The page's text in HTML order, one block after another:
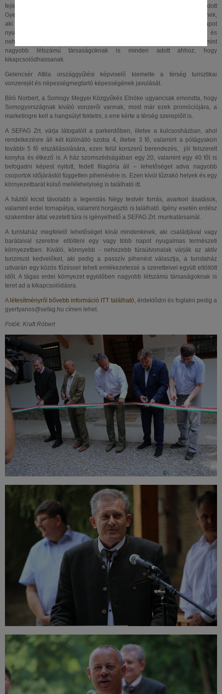
fejlesztése zajlik. A korménybiztos hangsúlyozta, hogy a most átadott
Gyertyánosi Gyöngyvirág Kulcsosház kiváló lehetőséget kínál mindenkinek,
aki családjával vagy barátaival szeretne eltölteni egy vagy több napot
nyugalmas természeti környezetben. Ezen kívül a környéken könnyebb és
nehezebb túraútvonalak is várják az aktív turizmust kedvelőket, valamint
nagyobb létszámú társaságoknak is minden adott ahhoz, hogy
kikapcsolódhassanak.
Gelencsér Attila országgyűlési képviselő kiemelte a térség turisztikai
vonzerejét és népességmegtartó képességének javulását.
Bíró Norbert, a Somogy Megyei Közgyűkés Elnöke ugyancsak emondta, hogy
Somogyországnak kiváló vonzerői vannak, most már ezek promóciójára, a
marketingre kell a hangsúlyt fektetni, s erre kérte a térség szereplőit is.
A SEFAG Zrt. várja látogatóit a parkerdőben, illetve a kulcsosházban, ahol
rendelkezésre áll két különálló szoba 4, illetve 3 fő, valamint a pótágyakon
további 5 fő elszállásolására, ezen felül korszerű berendezés, jól felszerelt
konyha és étkező is. A ház szomszédságában egy 20, valamint egy 40 főt is
befogadni képest nyitott, fedett filagória áll – lehetőséget adva nagyobb
csoportok időjárástól független pihenésére is. Ezen kívül tűzrakó helyek és egy
környezetbarát külső mellékhelyiség is található itt.
A háztól kicsit távolabb a legendás Négy testvér forrás, avarkori ásatások,
valamint erdei tornapálya, valamint horgásztó is található. Igény esetén erdész
szakember által vezetett túra is igényelhető a SEFAG Zrt. munkatársainál.
A turistaház megfelelő lehetőséget kínál mindenkinek, aki családjával vagy
barátaival szeretne eltölteni egy vagy több napot nyugalmas természeti
környezetben. Kiváló, könnyebb - nehezebb túraútvonalak várják az aktív
turizmust kedvelőket, aki pedig a passzív pihenést választja, a turistaház
udvarán egy közös főzéssel teheti emlékezetessé a szeretteivel együtt eltöltött
időt. A tágas erdei környezet egyidőben nagyobb létszámú társaságoknak is
teret ad a kikapcsolódásra.
A létesítményről bővebb információ ITT található, érdeklődni és foglalni pedig a
gyertyanos@sefag.hu címen lehet.
Fotók: Kraft Róbert